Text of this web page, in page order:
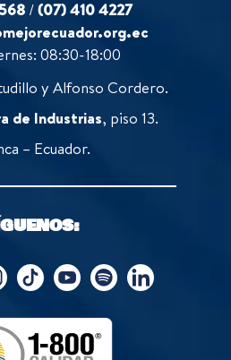
/(07) 410 4227
08:30-18:00
y Alfonso Cordero.
de Industrias, piso 13.
– Ecuador.